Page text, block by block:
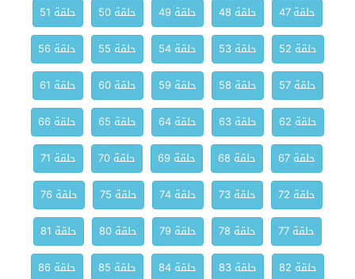
حلقة 47
حلقة 48 حلقة 49 حلقة 50
حلقة 51
حلقة 52
حلقة 53 حلقة 54 حلقة 55
حلقة 56
حلقة 57
حلقة 58 حلقة 59 حلقة 60
حلقة 61
حلقة 62
حلقة 63 حلقة 64 حلقة 65
حلقة 66
حلقة 67
حلقة 68 حلقة 69 حلقة 70
حلقة 71
حلقة 72
حلقة 73 حلقة 74 حلقة 75
حلقة 76
حلقة 77
حلقة 78 حلقة 79 حلقة 80
حلقة 81
حلقة 82
حلقة 83 حلقة 84 حلقة 85
حلقة 86